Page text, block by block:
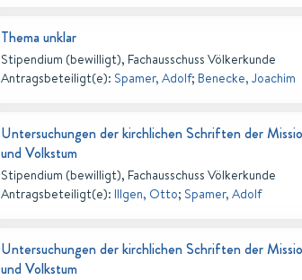
Thema unklar
Stipendium (bewilligt), Fachausschuss Völkerkunde
Antragsbeteiligt(e): Spamer, Adolf; Benecke, Joachim
Untersuchungen der kirchlichen Schriften der
und Volkstum
Stipendium (bewilligt), Fachausschuss Völkerkunde
Antragsbeteiligt(e): Illgen, Otto; Spamer, Adolf
Untersuchungen der kirchlichen Schriften der
und Volkstum